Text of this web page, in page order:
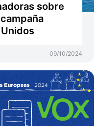
sobre
09/10/2024